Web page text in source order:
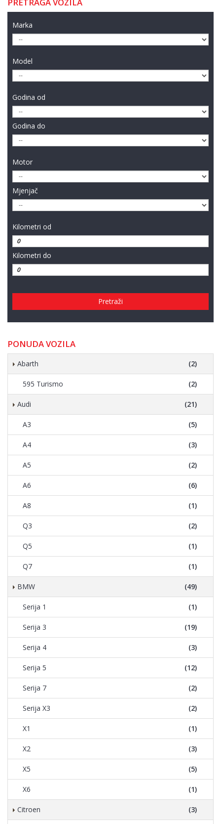
Marka
Model
Godina od
Godina do
Motor
Mjenjač
Kilometri od
Kilometri do
Pretraži
PONUDA VOZILA
Abarth (2)
595 Turismo (2)
Audi (21)
A3 (5)
A4 (3)
A5 (2)
A6 (6)
A8 (1)
Q3 (2)
Q5 (1)
Q7 (1)
BMW (49)
Serija 1 (1)
Serija 3 (19)
Serija 4 (3)
Serija 5 (12)
Serija 7 (2)
Serija X3 (2)
X1 (1)
X2 (3)
X5 (5)
X6 (1)
Citroen (3)